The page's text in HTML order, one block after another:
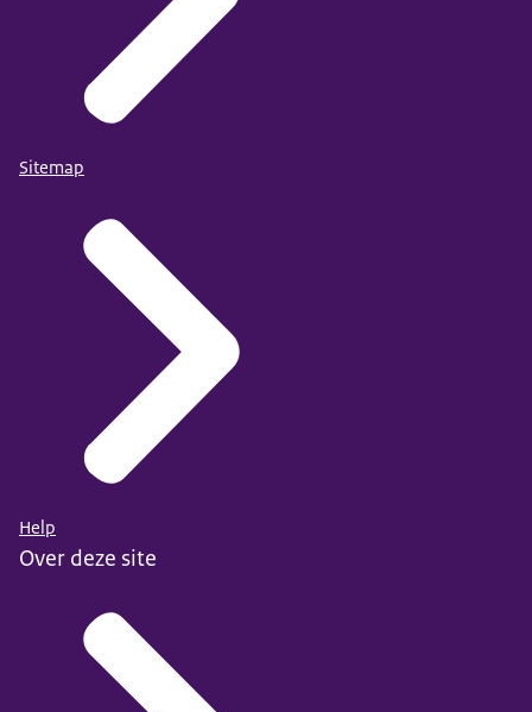
Sitemap
Help
Over deze site